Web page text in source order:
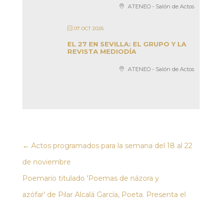
ATENEO - Salón de Actos
07 OCT 2026
EL 27 EN SEVILLA: EL GRUPO Y LA
REVISTA MEDIODÍA
ATENEO - Salón de Actos
← Actos programados para la semana del 18 al 22
de noviembre
Poemario titulado 'Poemas de názora y
azófar' de Pilar Alcalá García, Poeta. Presenta el